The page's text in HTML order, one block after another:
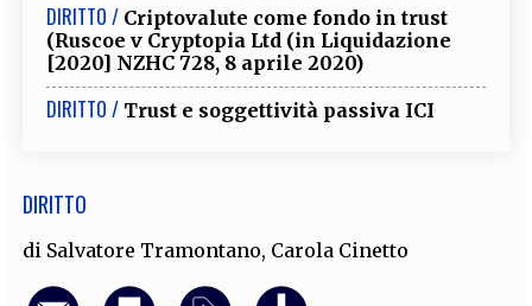
DIRITTO / Criptovalute come fondo in trust
(Ruscoe v Cryptopia Ltd (in Liquidazione
[2020] NZHC 728, 8 aprile 2020)
DIRITTO / Trust e soggettività passiva ICI
DIRITTO
di Salvatore Tramontano, Carola Cinetto